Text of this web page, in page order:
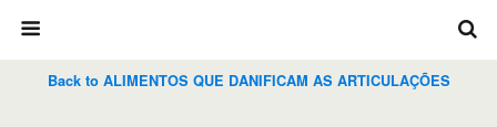
Back to ALIMENTOS QUE DANIFICAM AS ARTICULAÇÕES